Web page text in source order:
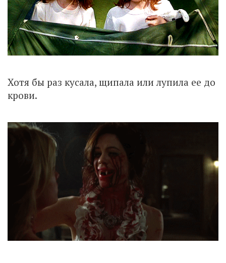
Хотя бы раз кусала, щипала или лупила ее до
крови.